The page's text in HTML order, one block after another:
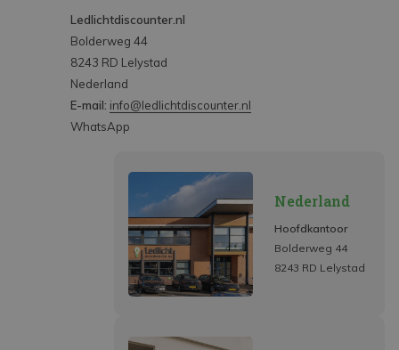
Ledlichtdiscounter.nl
Bolderweg 44
8243 RD Lelystad
Nederland
E-mail: info@ledlichtdiscounter.nl
WhatsApp
Nederland
Hoofdkantoor
Bolderweg 44
8243 RD Lelystad